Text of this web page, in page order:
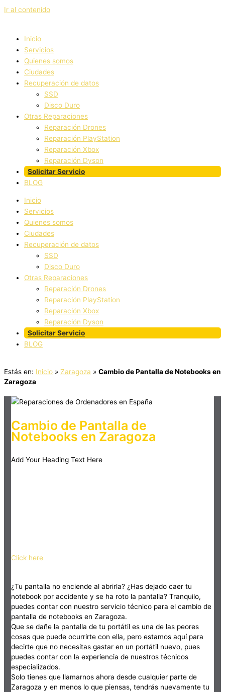
Ir al contenido
Inicio
Servicios
Quienes somos
Ciudades
Recuperación de datos
SSD
Disco Duro
Otras Reparaciones
Reparación Drones
Reparación PlayStation
Reparación Xbox
Reparación Dyson
Solicitar Servicio
BLOG
Inicio
Servicios
Quienes somos
Ciudades
Recuperación de datos
SSD
Disco Duro
Otras Reparaciones
Reparación Drones
Reparación PlayStation
Reparación Xbox
Reparación Dyson
Solicitar Servicio
BLOG
Estás en: Inicio » Zaragoza » Cambio de Pantalla de Notebooks en
Zaragoza
Cambio de Pantalla de
Notebooks en Zaragoza
Add Your Heading Text Here
Click here
¿Tu pantalla no enciende al abrirla? ¿Has dejado caer tu
notebook por accidente y se ha roto la pantalla? Tranquilo,
puedes contar con nuestro servicio técnico para el cambio de
pantalla de notebooks en Zaragoza.
Que se dañe la pantalla de tu portátil es una de las peores
cosas que puede ocurrirte con ella, pero estamos aquí para
decirte que no necesitas gastar en un portátil nuevo, pues
puedes contar con la experiencia de nuestros técnicos
especializados.
Solo tienes que llamarnos ahora desde cualquier parte de
Zaragoza y en menos lo que piensas, tendrás nuevamente tu